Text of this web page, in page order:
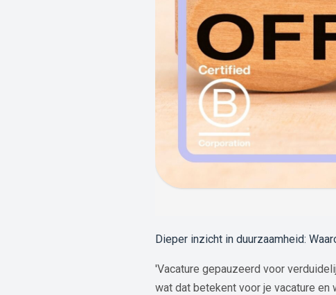
Dieper inzicht in duurzaamheid:
'Vacature gepauzeerd voor
wat dat betekent voor je vacature en